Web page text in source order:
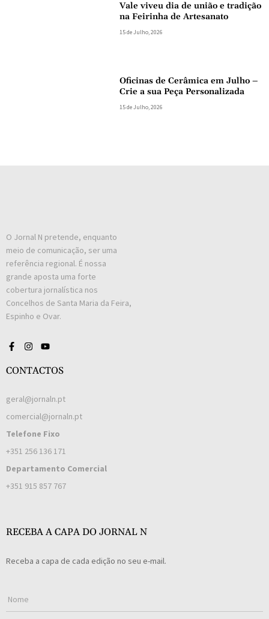
Vale viveu dia de união e tradição
na Feirinha de Artesanato
15 de Julho, 2026
Oficinas de Cerâmica em Julho –
Crie a sua Peça Personalizada
15 de Julho, 2026
O Jornal N pretende, enquanto
meio de comunicação, ser uma
referência regional. É nossa
grande aposta uma forte
cobertura jornalística nos
Concelhos de Santa Maria da Feira,
Espinho e Ovar.
CONTACTOS
geral@jornaln.pt
comercial@jornaln.pt
Telefone Fixo
+351 256 136 171
Departamento Comercial
+351 915 857 767
RECEBA A CAPA DO JORNAL N
Receba a capa de cada edição no seu e-mail.